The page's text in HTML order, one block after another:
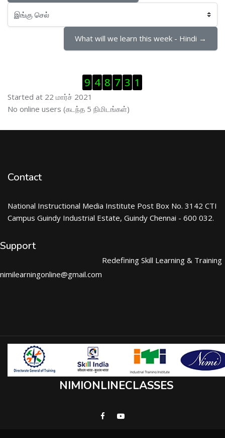
இங்கு செல்
What will we learn this week - Hindi →
Visitor Counter ஐத் தவிர்
9 4 8 7 3 1
Started at 22 மார்ச் 2021
இணைப்புநிலைப் பயனாளர் ஐத் தவிர்
No online users (கடந்த 5 நிமிடங்கள்)
Contact
National Instructional Media Institute Post Box No. 3142 CTI
Campus Guindy Industrial Estate, Guindy Chennai - 600 032.
Support
nimilearningonline@gmail.com
Redefining Skill Learning & Training
NIMIONLINECLASSES